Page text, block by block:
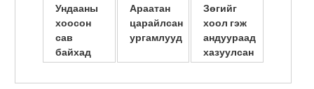
Ундааны
хоосон
сав
байхад
амьдарчих
юм байна
Араатан
царайлсан
ургамлууд
Зөгийг
хоол гэж
андуураад
хазуулсан
нь